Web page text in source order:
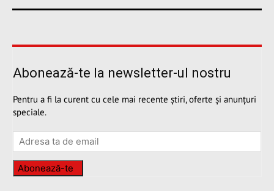
Abonează-te la newsletter-ul nostru
Pentru a fi la curent cu cele mai recente știri, oferte și anunțuri
speciale.
Abonează-te